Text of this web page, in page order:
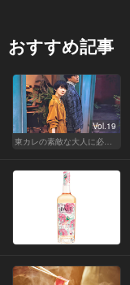
おすすめ記事
Vol.19
東カレの素敵な大人に必要なこと